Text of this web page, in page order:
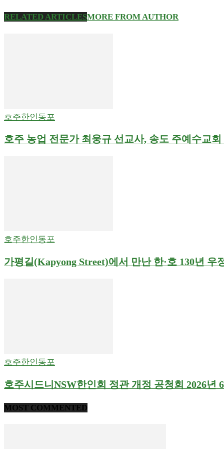
RELATED ARTICLESMORE FROM AUTHOR
호주한인동포
호주 농업 전문가 최웅규 선교사, 송도 주예수교
호주한인동포
가평길(Kapyong Street)에서 만난 한·호 130년 우
호주한인동포
호주시드니NSW한인회 정관 개정 공청회 2026년
MOST COMMENTED